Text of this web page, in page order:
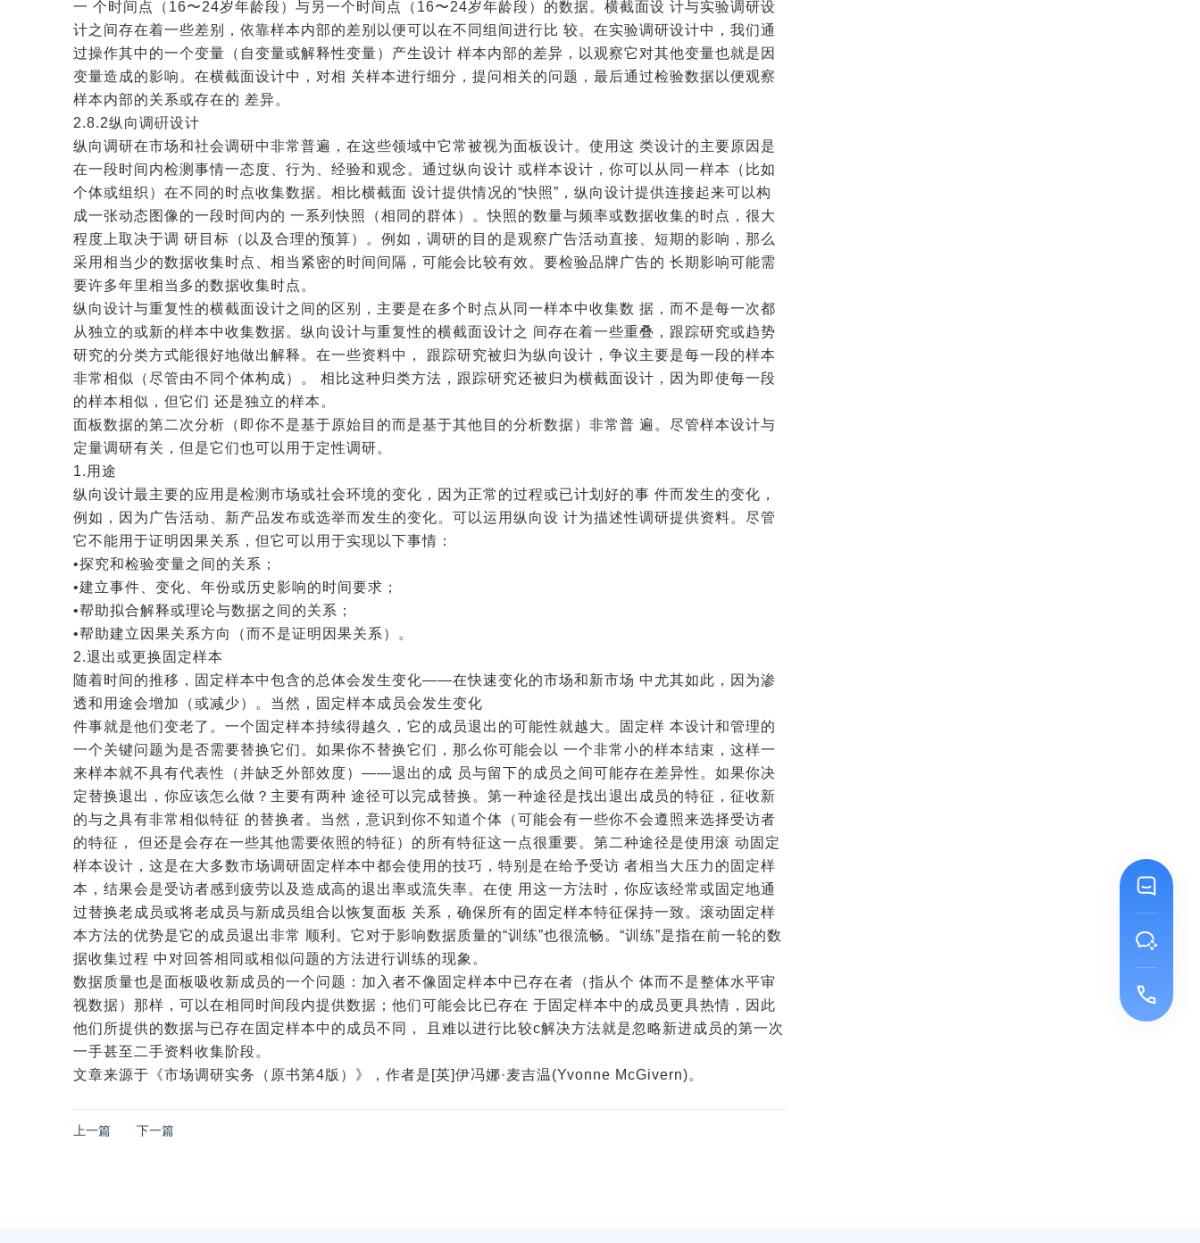
一 个时间点（16〜24岁年龄段）与另一个时间点（16〜24岁年龄段）的数据。横截面设 计与实验调研设
计之间存在着一些差别，依靠样本内部的差别以便可以在不同组间进行比 较。在实验调研设计中，我们通
过操作其中的一个变量（自变量或解释性变量）产生设计 样本内部的差异，以观察它对其他变量也就是因
变量造成的影响。在横截面设计中，对相 关样本进行细分，提问相关的问题，最后通过检验数据以便观察
样本内部的关系或存在的 差异。
2.8.2纵向调硏设计
纵向调研在市场和社会调研中非常普遍，在这些领域中它常被视为面板设计。使用这 类设计的主要原因是
在一段时间内检测事情一态度、行为、经验和观念。通过纵向设计 或样本设计，你可以从同一样本（比如
个体或组织）在不同的时点收集数据。相比横截面 设计提供情况的“快照”，纵向设计提供连接起来可以构
成一张动态图像的一段时间内的 一系列快照（相同的群体）。快照的数量与频率或数据收集的时点，很大
程度上取决于调 研目标（以及合理的预算）。例如，调研的目的是观察广告活动直接、短期的影响，那么
采用相当少的数据收集时点、相当紧密的时间间隔，可能会比较有效。要检验品牌广告的 长期影响可能需
要许多年里相当多的数据收集时点。
纵向设计与重复性的横截面设计之间的区别，主要是在多个时点从同一样本中收集数 据，而不是每一次都
从独立的或新的样本中收集数据。纵向设计与重复性的横截面设计之 间存在着一些重叠，跟踪研究或趋势
研究的分类方式能很好地做出解释。在一些资料中， 跟踪研究被归为纵向设计，争议主要是每一段的样本
非常相似（尽管由不同个体构成）。 相比这种归类方法，跟踪研究还被归为横截面设计，因为即使每一段
的样本相似，但它们 还是独立的样本。
面板数据的第二次分析（即你不是基于原始目的而是基于其他目的分析数据）非常普 遍。尽管样本设计与
定量调研有关，但是它们也可以用于定性调研。
1.用途
纵向设计最主要的应用是检测市场或社会环境的变化，因为正常的过程或已计划好的事 件而发生的变化，
例如，因为广告活动、新产品发布或选举而发生的变化。可以运用纵向设 计为描述性调研提供资料。尽管
它不能用于证明因果关系，但它可以用于实现以下事情：
•探究和检验变量之间的关系；
•建立事件、变化、年份或历史影响的时间要求；
•帮助拟合解释或理论与数据之间的关系；
•帮助建立因果关系方向（而不是证明因果关系）。
2.退出或更换固定样本
随着时间的推移，固定样本中包含的总体会发生变化——在快速变化的市场和新市场 中尤其如此，因为渗
透和用途会增加（或减少）。当然，固定样本成员会发生变化
件事就是他们变老了。一个固定样本持续得越久，它的成员退出的可能性就越大。固定样 本设计和管理的
一个关键问题为是否需要替换它们。如果你不替换它们，那么你可能会以 一个非常小的样本结束，这样一
来样本就不具有代表性（并缺乏外部效度）——退出的成 员与留下的成员之间可能存在差异性。如果你决
定替换退出，你应该怎么做？主要有两种 途径可以完成替换。第一种途径是找出退出成员的特征，征收新
的与之具有非常相似特征 的替换者。当然，意识到你不知道个体（可能会有一些你不会遵照来选择受访者
的特征， 但还是会存在一些其他需要依照的特征）的所有特征这一点很重要。第二种途径是使用滚 动固定
样本设计，这是在大多数市场调研固定样本中都会使用的技巧，特别是在给予受访 者相当大压力的固定样
本，结果会是受访者感到疲劳以及造成高的退出率或流失率。在使 用这一方法时，你应该经常或固定地通
过替换老成员或将老成员与新成员组合以恢复面板 关系，确保所有的固定样本特征保持一致。滚动固定样
本方法的优势是它的成员退出非常 顺利。它对于影响数据质量的“训练”也很流畅。“训练”是指在前一轮的数
据收集过程 中对回答相同或相似问题的方法进行训练的现象。
数据质量也是面板吸收新成员的一个问题：加入者不像固定样本中已存在者（指从个 体而不是整体水平审
视数据）那样，可以在相同时间段内提供数据；他们可能会比已存在 于固定样本中的成员更具热情，因此
他们所提供的数据与已存在固定样本中的成员不同， 且难以进行比较c解决方法就是忽略新进成员的第一次
一手甚至二手资料收集阶段。
文章来源于《市场调研实务（原书第4版）》，作者是[英]伊冯娜·麦吉温(Yvonne McGivern)。
上一篇 下一篇